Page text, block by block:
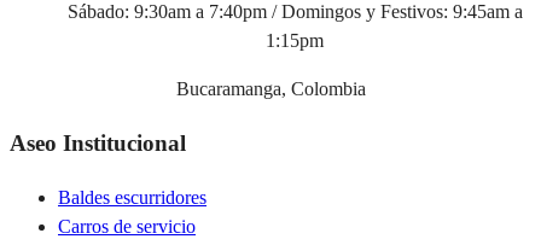
Sábado: 9:30am a 7:40pm / Domingos y Festivos: 9:45am a
1:15pm
Bucaramanga, Colombia
Aseo Institucional
Baldes escurridores
Carros de servicio